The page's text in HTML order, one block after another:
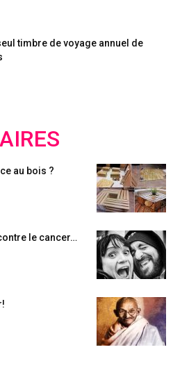
timbre de voyage annuel de
au bois ?
le cancer…